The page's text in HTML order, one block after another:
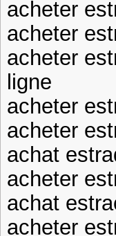
acheter
acheter
acheter
ligne
acheter
acheter
achat
acheter
achat
acheter